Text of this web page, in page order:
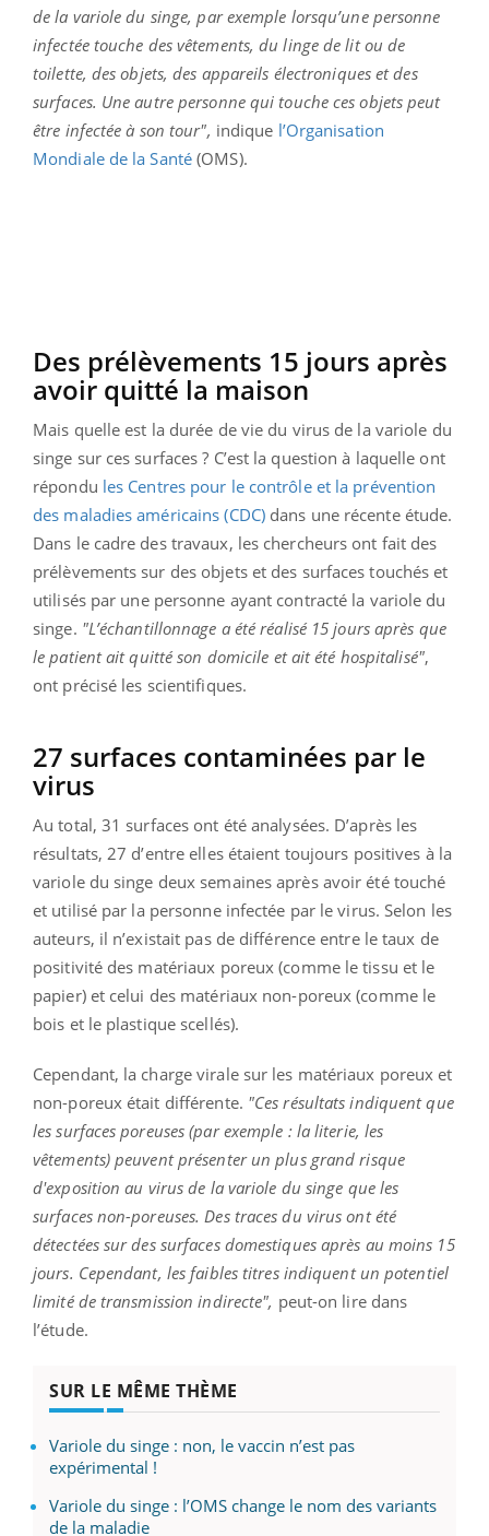
de la variole du singe, par exemple lorsqu’une personne
infectée touche des vêtements, du linge de lit ou de
toilette, des objets, des appareils électroniques et des
surfaces. Une autre personne qui touche ces objets peut
être infectée à son tour", indique l’Organisation
Mondiale de la Santé (OMS).
Des prélèvements 15 jours après
avoir quitté la maison
Mais quelle est la durée de vie du virus de la variole du
singe sur ces surfaces ? C’est la question à laquelle ont
répondu les Centres pour le contrôle et la prévention
des maladies américains (CDC)dans une récente étude.
Dans le cadre des travaux, les chercheurs ont fait des
prélèvements sur des objets et des surfaces touchés et
utilisés par une personne ayant contracté la variole du
singe. "L’échantillonnage a été réalisé 15 jours après que
le patient ait quitté son domicile et ait été hospitalisé",
ont précisé les scientifiques.
27 surfaces contaminées par le
virus
Au total, 31 surfaces ont été analysées. D’après les
résultats, 27 d’entre elles étaient toujours positives à la
variole du singe deux semaines après avoir été touché
et utilisé par la personne infectée par le virus. Selon les
auteurs, il n’existait pas de différence entre le taux de
positivité des matériaux poreux (comme le tissu et le
papier) et celui des matériaux non-poreux (comme le
bois et le plastique scellés).
Cependant, la charge virale sur les matériaux poreux et
non-poreux était différente. "Ces résultats indiquent que
les surfaces poreuses (par exemple : la literie, les
vêtements) peuvent présenter un plus grand risque
d'exposition au virus de la variole du singe que les
surfaces non-poreuses. Des traces du virus ont été
détectées sur des surfaces domestiques après au moins 15
jours. Cependant, les faibles titres indiquent un potentiel
limité de transmission indirecte", peut-on lire dans
l’étude.
SUR LE MÊME THÈME
Variole du singe : non, le vaccin n’est pas
expérimental !
Variole du singe : l’OMS change le nom des variants
de la maladie